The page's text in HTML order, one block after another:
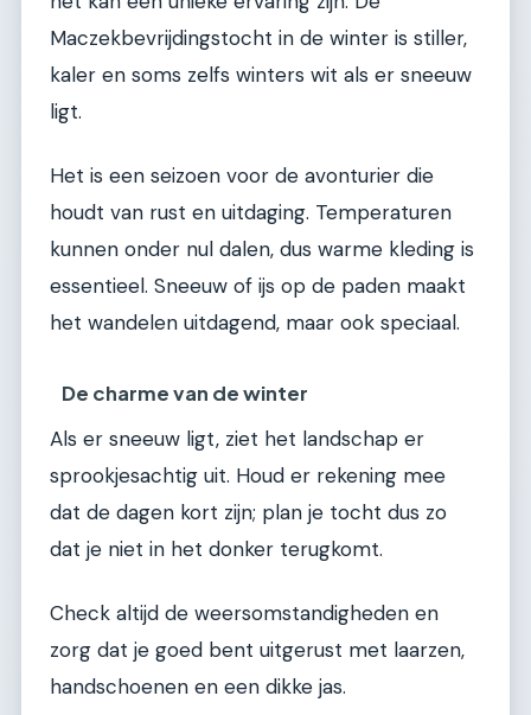
Maczekbevrijdingstocht in de winter is stiller,
kaler en soms zelfs winters wit als er sneeuw
ligt.
Het is een seizoen voor de avonturier die
houdt van rust en uitdaging. Temperaturen
kunnen onder nul dalen, dus warme kleding is
essentieel. Sneeuw of ijs op de paden maakt
het wandelen uitdagend, maar ook speciaal.
De charme van de winter
Als er sneeuw ligt, ziet het landschap er
sprookjesachtig uit. Houd er rekening mee
dat de dagen kort zijn; plan je tocht dus zo
dat je niet in het donker terugkomt.
Check altijd de weersomstandigheden en
zorg dat je goed bent uitgerust met laarzen,
handschoenen en een dikke jas.